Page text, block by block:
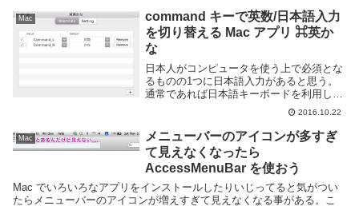
Mac
command キーで英数/日本語入力
を切り替える Mac アプリ ⌘英か
な
日本人がコンピュータを使う上で必須とな
るものの1つに日本語入力があると思う。
通常であれば日本語キーボードを利用して
いれば専用の日本語入力のオン/オフを行
うキーがあるのだが、US キーボード等他
の言語のキーボードを使っている場合には
それらが無...
2016.10.22
Mac
メニューバーのアイコンが多すぎ
て見えなくなったら
AccessMenuBar を使おう
Mac でいろいろなアプリをインストールしたりいじってると気がつい
たらメニューバーのアイコンが増えすぎて見えなくなる事がある。こ